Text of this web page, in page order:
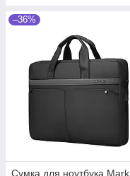
–36%
Сумка для ноутбука Mark